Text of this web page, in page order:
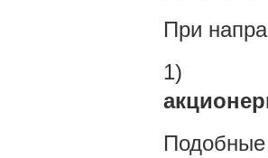
При
1)
Подобные